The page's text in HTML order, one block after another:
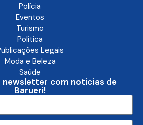
Polícia
Eventos
Turismo
Política
Legais
Moda e Beleza
Saúde
newsletter com noticias de
Barueri!